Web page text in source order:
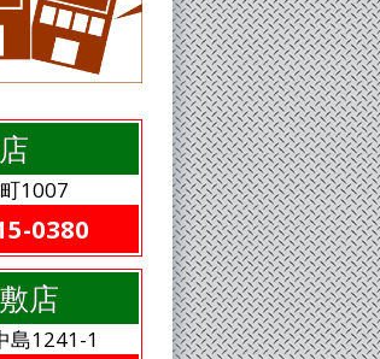
1007
0380
店
島1241-1